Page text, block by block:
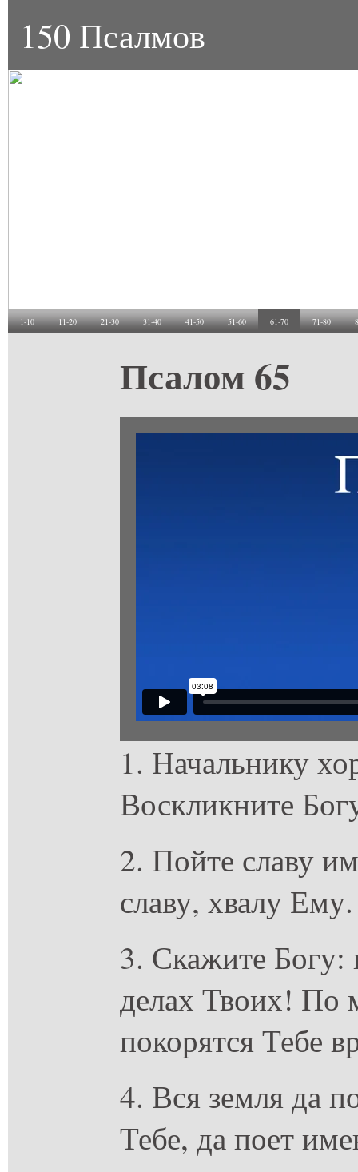
150 Псалмов
1-10 11-20 21-30 31-40 41-50 51-60 61-70 71-80
Псалом 65
1. Начальнику
Воскликните
2. Пойте славу
славу, хвалу Ему.
3. Скажите Богу:
делах Твоих! По
покорятся Тебе
4. Вся земля да
Тебе, да поет